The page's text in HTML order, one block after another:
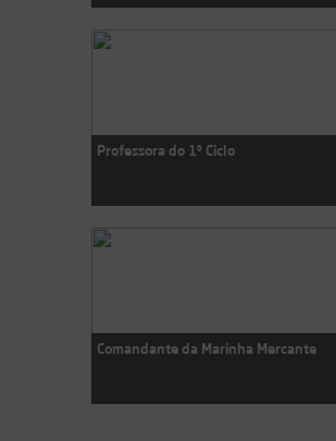
Professora do 1º Ciclo
Comandante da Marinha Mercante